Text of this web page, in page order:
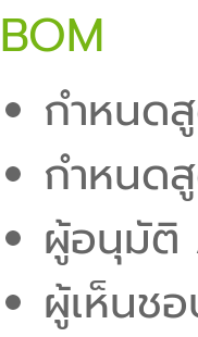
BOM
กำหนด
กำหนด
ผู้อนุมัติ
ผู้เห็นช